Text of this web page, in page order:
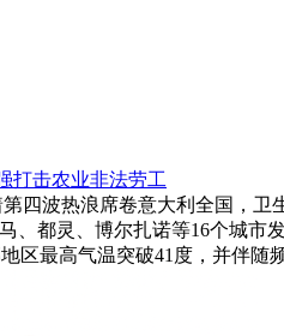
打击农业非法劳工
四波热浪席卷意大利全国，
、都灵、博尔扎诺等16个城市
区最高气温突破41度，并伴随